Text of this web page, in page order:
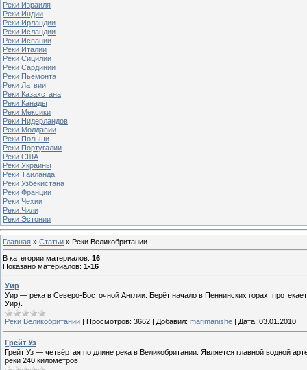
Реки Израиля
Реки Индии
Реки Ирландии
Реки Исландии
Реки Испании
Реки Италии
Реки Сицилии
Реки Сардинии
Реки Пьемонта
Реки Латвии
Реки Казахстана
Реки Канады
Реки Мексики
Реки Нидерландов
Реки Молдавии
Реки Польши
Реки Португалии
Реки США
Реки Украины
Реки Таиланда
Реки Узбекистана
Реки Франции
Реки Чехии
Реки Чили
Реки Эстонии
Главная » Статьи » Реки Великобритании
В категории материалов: 16
Показано материалов: 1-16
Уир
Уир — река в Северо-Восточной Англии. Берёт начало в Пеннинских горах,
Уир).
Реки Великобритании | Просмотров: 3662 | Добавил: marimanishe | Дата: 03.01.2010
Грейт Уз
Грейт Уз — четвёртая по длине река в Великобритании. Является главной водной
реки 240 километров.